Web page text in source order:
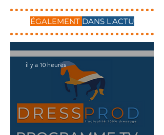
ÉGALEMENT DANS L'ACTU
il y a 10 heures